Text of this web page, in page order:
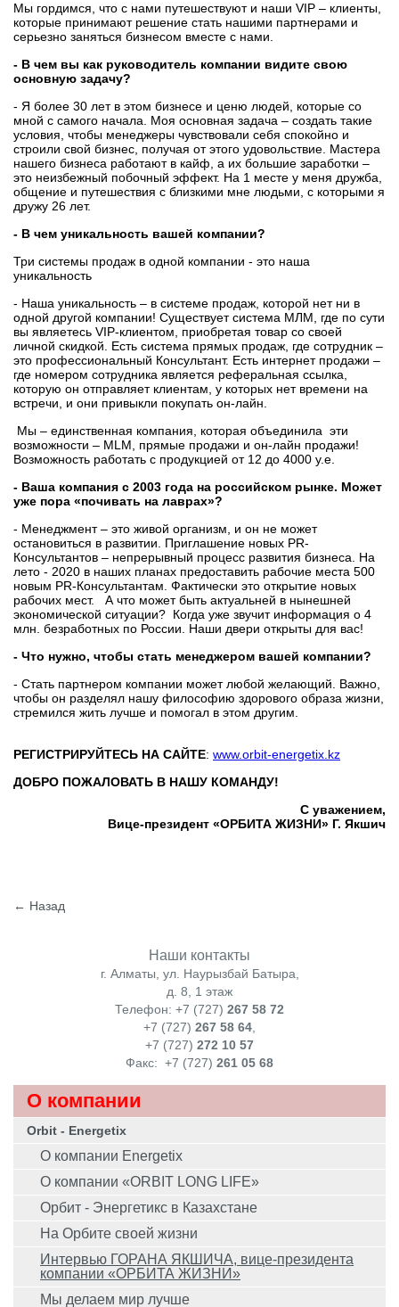
Наши контакты
г. Алматы, ул. Наурызбай Батыра,
д. 8, 1 этаж
Телефон: +7 (727) 267 58 72
+7 (727) 267 58 64
+7 (727) 272 10 57
Факс: +7 (727) 261 05 68
О компании
Orbit - Energetix
О компании Energetix
О компании «ORBIT LONG LIFE»
Орбит - Энергетикс в Казахстане
На Орбите своей жизни
Интервью ГОРАНА ЯКШИЧА, вице-президента
компании «ОРБИТА ЖИЗНИ»
Мы делаем мир лучше
Мы гордимся, что с нами путешествуют и наши VIP – клиенты,
которые принимают решение стать нашими партнерами и
серьезно заняться бизнесом вместе с нами.
- В чем вы как руководитель компании видите свою
основную задачу?
- Я более 30 лет в этом бизнесе и ценю людей, которые со
мной с самого начала. Моя основная задача – создать такие
условия, чтобы менеджеры чувствовали себя спокойно и
строили свой бизнес, получая от этого удовольствие. Мастера
нашего бизнеса работают в кайф, а их большие заработки –
это неизбежный побочный эффект. На 1 месте у меня дружба,
общение и путешествия с близкими мне людьми, с которыми я
дружу 26 лет.
- В чем уникальность вашей компании?
Три системы продаж в одной компании - это наша
уникальность
- Наша уникальность – в системе продаж, которой нет ни в
одной другой компании! Существует система МЛМ, где по сути
вы являетесь VIP-клиентом, приобретая товар со своей
личной скидкой. Есть система прямых продаж, где сотрудник –
это профессиональный Консультант. Есть интернет продажи –
где номером сотрудника является реферальная ссылка,
которую он отправляет клиентам, у которых нет времени на
встречи, и они привыкли покупать он-лайн.
Мы – единственная компания, которая объединила эти
возможности – MLM, прямые продажи и он-лайн продажи!
Возможность работать с продукцией от 12 до 4000 у.е.
- Ваша компания с 2003 года на российском рынке. Может
уже пора «почивать на лаврах»?
- Менеджмент – это живой организм, и он не может
остановиться в развитии. Приглашение новых PR-
Консультантов – непрерывный процесс развития бизнеса. На
лето - 2020 в наших планах предоставить рабочие места 500
новым PR-Консультантам. Фактически это открытие новых
рабочих мест. А что может быть актуальней в нынешней
экономической ситуации? Когда уже звучит информация о 4
млн. безработных по России. Наши двери открыты для вас!
- Что нужно, чтобы стать менеджером вашей компании?
- Стать партнером компании может любой желающий. Важно,
чтобы он разделял нашу философию здорового образа жизни,
стремился жить лучше и помогал в этом другим.
РЕГИСТРИРУЙТЕСЬ НА САЙТЕ: www.orbit-energetix.kz
ДОБРО ПОЖАЛОВАТЬ В НАШУ КОМАНДУ!
С уважением,
Вице-президент «ОРБИТА ЖИЗНИ» Г. Якшич
← Назад